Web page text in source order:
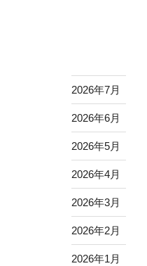
2026年7月
2026年6月
2026年5月
2026年4月
2026年3月
2026年2月
2026年1月